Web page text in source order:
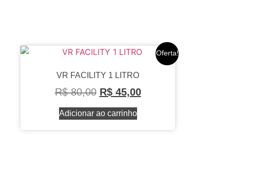
Oferta!
VR FACILITY 1 LITRO
R$80,00 R$45,00
Adicionar ao carrinho